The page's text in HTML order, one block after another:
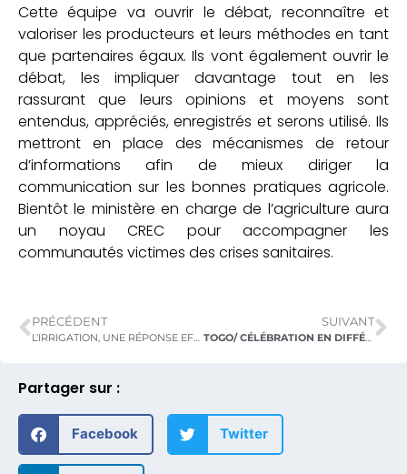
Partager sur :
Facebook Twitter
Cette équipe va ouvrir le débat, reconnaître et
valoriser les producteurs et leurs méthodes en tant
que partenaires égaux. Ils vont également ouvrir le
débat, les impliquer davantage tout en les
rassurant que leurs opinions et moyens sont
entendus, appréciés, enregistrés et serons utilisé. Ils
mettront en place des mécanismes de retour
d’informations afin de mieux diriger la
communication sur les bonnes pratiques agricole.
Bientôt le ministère en charge de l’agriculture aura
un noyau CREC pour accompagner les
communautés victimes des crises sanitaires.
PRÉCÉDENT
L’IRRIGATION, UNE RÉPONSE EFFICACE AUX DÉFIS DE DÉVELOPPEMENT SECTEUR AGRICOLE
SUIVANT
TOGO/ CÉLÉBRATION EN DIFFÉRÉE DE LA 42EME JOURNEE MONDIALE DE L’ALIMENTATION (JMA) ET DE LA 26EME OPERATION TELEFOOD,